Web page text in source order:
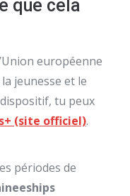
que cela
européenne
jeunesse et le
tu peux
(site officiel).
périodes de